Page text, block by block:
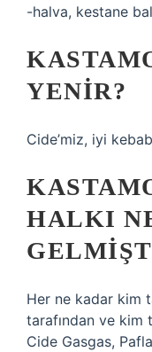
-halva, kestane
YENIR?
Cide’miz, iyi
HALKI
Her ne kadar kim
tarafından ve kim
Cide Gasgas,